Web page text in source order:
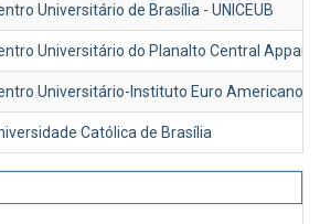
Universitário de Brasília - UNICEUB
Universitário do Planalto Central
Universitário-Instituto Euro Americano
Católica de Brasília